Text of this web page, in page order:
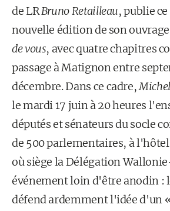
de LRBruno Retailleau, publie
nouvelle édition de son
de vous, avec quatre chapitres
passage à Matignon entre
décembre. Dans ce cadre,
le mardi 17 juin à 20 heures
députés et sénateurs du socle
de 500 parlementaires, à
où siège la Délégation
événement loin d'être anodin :
défend ardemment l'idée d'un